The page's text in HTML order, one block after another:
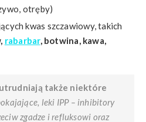
otręby)
kwas szczawiowy, takich
rabarbar, botwina, kawa,
także niektóre
leki IPP – inhibitory
zgadze i refluksowi oraz